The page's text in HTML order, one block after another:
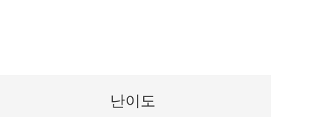
난이도